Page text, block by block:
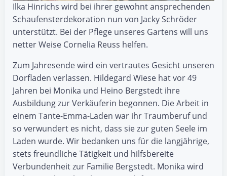
Ilka Hinrichs wird bei ihrer gewohnt ansprechenden
Schaufensterdekoration nun von Jacky Schröder
unterstützt. Bei der Pflege unseres Gartens will uns
netter Weise Cornelia Reuss helfen.
Zum Jahresende wird ein vertrautes Gesicht unseren
Dorfladen verlassen. Hildegard Wiese hat vor 49
Jahren bei Monika und Heino Bergstedt ihre
Ausbildung zur Verkäuferin begonnen. Die Arbeit in
einem Tante-Emma-Laden war ihr Traumberuf und
so verwundert es nicht, dass sie zur guten Seele im
Laden wurde. Wir bedanken uns für die langjährige,
stets freundliche Tätigkeit und hilfsbereite
Verbundenheit zur Familie Bergstedt. Monika wird